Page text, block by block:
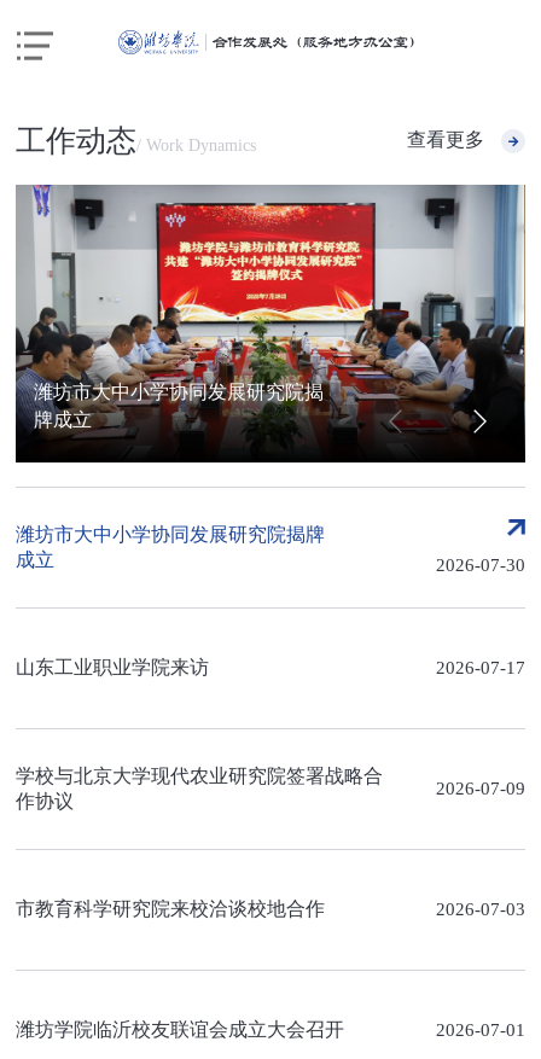
工作动态/ Work Dynamics 查看更多
潍坊市大中小学协同发展研究院揭
牌成立
潍坊市大中小学协同发展研究院揭牌
成立
2026-07-30
山东工业职业学院来访 2026-07-17
学校与北京大学现代农业研究院签署战略合
作协议
2026-07-09
市教育科学研究院来校洽谈校地合作 2026-07-03
潍坊学院临沂校友联谊会成立大会召开 2026-07-01